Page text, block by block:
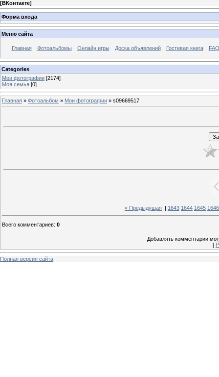
[ВКонтакте]
Форма входа
Меню сайта
Главная Фотоальбомы Онлайн игры Доска объявлений Гостевая книга
Categories
Мои фотографии [2174]
Моя семья [0]
Главная » Фотоальбом » Мои фотографии » s09669517
« Предыдущая 1643 1644 1645 1646
Всего комментариев: 0
Добавлять комментарии
[
Полная версия сайта